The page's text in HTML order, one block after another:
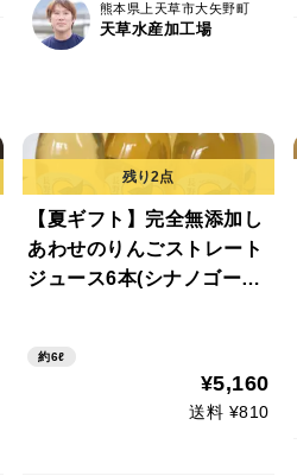
熊本県上天草市大矢野町
天草水産加工場
【夏ギフト】完全無添加し
あわせのりんごストレート
ジュース6本(シナノゴール
約6ℓ
¥5,160
送料 ¥810